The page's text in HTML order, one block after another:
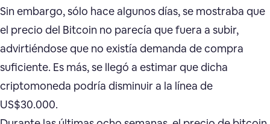
Sin embargo, sólo hace algunos días, se mostraba que
el precio del Bitcoin no parecía que fuera a subir,
advirtiéndose que no existía demanda de compra
suficiente. Es más, se llegó a estimar que dicha
criptomoneda podría disminuir a la línea de
US$30.000.